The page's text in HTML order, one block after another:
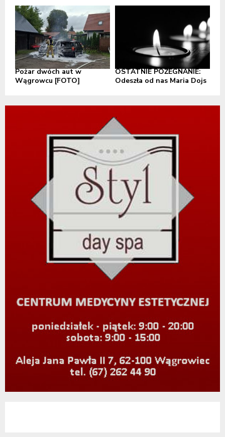
Pożar dwóch aut w
Wągrowcu [FOTO]
OSTATNIE POŻEGNANIE:
Odeszła od nas Maria Dojs